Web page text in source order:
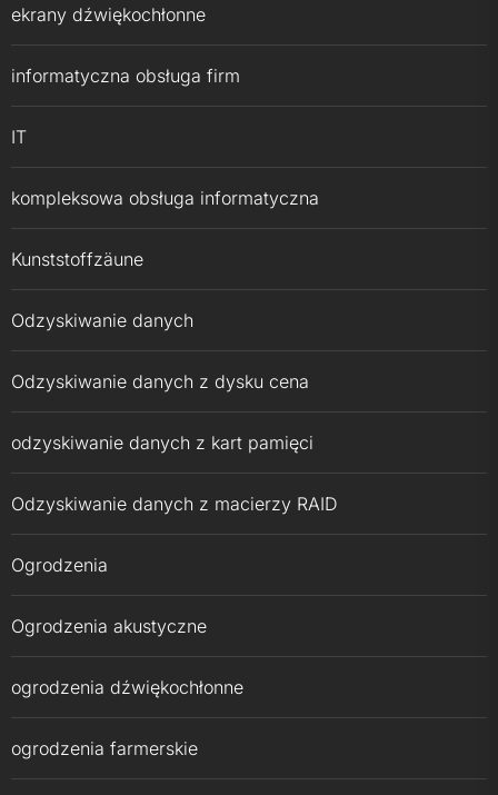
ekrany dźwiękochłonne
informatyczna obsługa firm
IT
kompleksowa obsługa informatyczna
Kunststoffzäune
Odzyskiwanie danych
Odzyskiwanie danych z dysku cena
odzyskiwanie danych z kart pamięci
Odzyskiwanie danych z macierzy RAID
Ogrodzenia
Ogrodzenia akustyczne
ogrodzenia dźwiękochłonne
ogrodzenia farmerskie